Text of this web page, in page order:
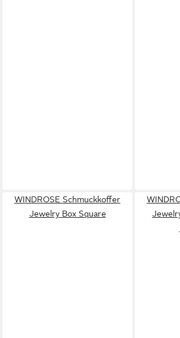
WINDROSE Schmuckkoffer
Jewelry Box Square